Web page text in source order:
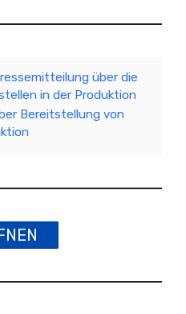
über die
in der Produktion
Bereitstellung von